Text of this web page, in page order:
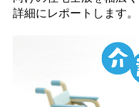
詳細にレポートします。